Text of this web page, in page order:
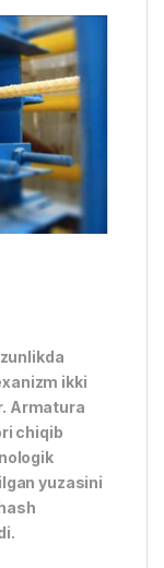
ikki
Armatura
chiqib
yuzasini